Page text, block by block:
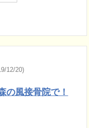
12/20)
の風接骨院で！